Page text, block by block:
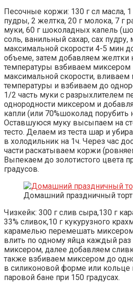
Песочные коржи: 130 г сл масла, 1
пудры, 2 желтка, 20 г молока, 7 г
муки, 60 г шоколадных капель
соль, ванильный сахар, сах
максимальной скорости 4-5 мин
объеме, затем добавляем желтки
температуры взбиваем миксером
максимальной скорости,
температуры и взбиваем до
1/2 часть муки с разрыхлителем
однородности миксером и
капли (или 70%шоколад порубить
Оставшуюся муку высыпаем на
тесто. Делаем из теста шар и
в холодильник на 1ч. Через час
части раскатываем коржи
Выпекаем до золотистого цвета
градусов.
Домашний праздничный торт
Чизкейк: 300 г слив сыра,130 г
33% сливок,10 г кукурузного
карамелью перемешать
влить по одному яйца каждый
миксером, далее добавляем
также взбиваем миксером до
в силиконовой форме или кольце
паровой бане при 150 градусах.